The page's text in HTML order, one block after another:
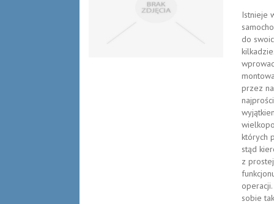
Istnieje
do
przez
których
stąd
z
sobie